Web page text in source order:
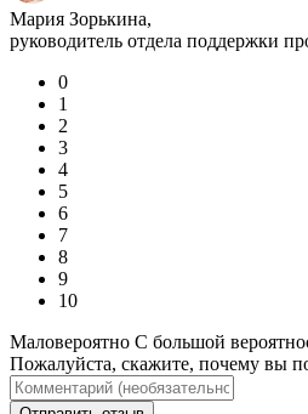
Мария Зорькина,
руководитель отдела поддержки
0
1
2
3
4
5
6
7
8
9
10
Маловероятно С большой
Пожалуйста, скажите, почему вы